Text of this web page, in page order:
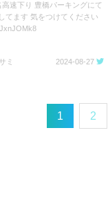
高速下り 豊橋パーキングにて
てます 気をつけてください
ミ 2024-08-27
1 2